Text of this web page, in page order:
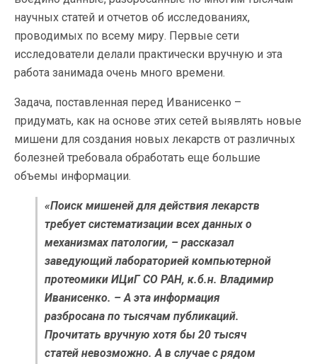
научных статей и отчетов об исследованиях,
проводимых по всему миру. Первые сети
исследователи делали практически вручную и эта
работа занимада очень много времени.
Задача, поставленная перед Иванисенко –
придумать, как на основе этих сетей выявлять новые
мишени для создания новых лекарств от различных
болезней требовала обработать еще большие
объемы информации.
«Поиск мишеней для действия лекарств
требует систематизации всех данных о
механизмах патологии, – рассказал
заведующий лабораторией компьютерной
протеомики ИЦиГ СО РАН, к.б.н. Владимир
Иванисенко. – А эта информация
разбросана по тысячам публикаций.
Прочитать вручную хотя бы 20 тысяч
статей невозможно. А в случае с рядом